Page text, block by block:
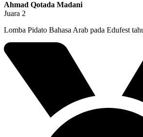
Ahmad Qotada Madani
Juara 2
Lomba Pidato Bahasa Arab pada Edufest